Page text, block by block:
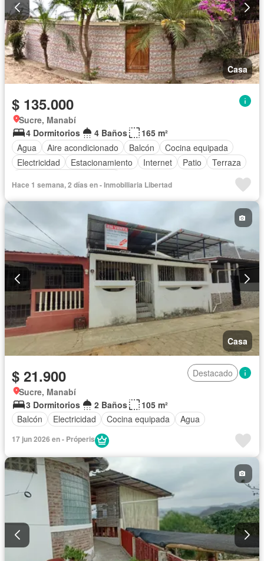
Casa
$ 135.000
Sucre, Manabí
4 Dormitorios
4 Baños
165 m²
Agua
Aire acondicionado Balcón
Cocina equipada
Electricidad
Estacionamiento Internet Patio
Terraza
Hace 1 semana, 2 días en - Inmobiliaria Libertad
Casa
$ 21.900
Destacado
Sucre, Manabí
3 Dormitorios
2 Baños
105 m²
Balcón
Electricidad Cocina equipada Agua
17 jun 2026 en - Próperis